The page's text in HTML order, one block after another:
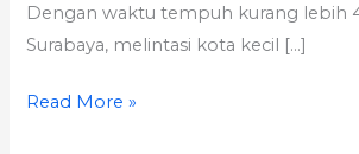
Dengan waktu tempuh kurang lebih
Surabaya, melintasi kota kecil […]
Read More »